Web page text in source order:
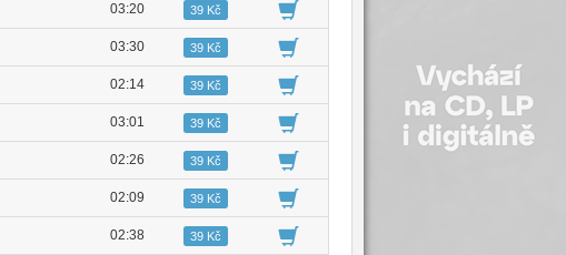
03:20 39 Kč
03:30 39 Kč
02:14 39 Kč
03:01 39 Kč
02:26 39 Kč
02:09 39 Kč
02:38 39 Kč